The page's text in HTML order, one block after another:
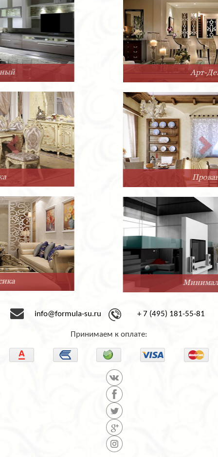
Арт-Деко
Минимализм
info@formula-su.ru + 7 (495) 181-55-81
Принимаем к оплате: